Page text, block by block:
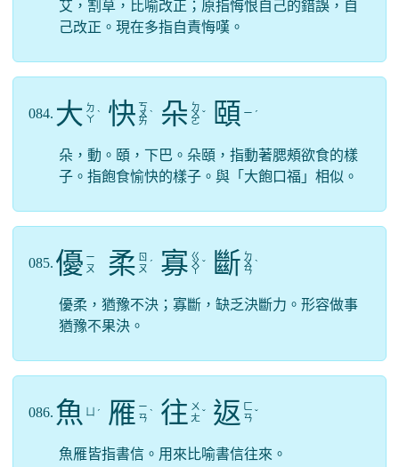
艾，割草，比喻改正；原指悔恨自己的錯誤，自
己改正。現在多指自責悔嘆。
084. 大 ㄉ
ㄚ ˋ 快 ㄎ
ㄨ
ㄞ
ˋ 朵 ㄉ
ㄨ
ㄛ
ˇ 頤 ㄧ ˊ
朵，動。頤，下巴。朵頤，指動著腮頰欲食的樣
子。指飽食愉快的樣子。與「大飽口福」相似。
085. 優 ㄧ
ㄡ
柔 ㄖ
ㄡ ˊ 寡 ㄍ
ㄨ
ㄚ
ˇ 斷 ㄉ
ㄨ
ㄢ
ˋ
優柔，猶豫不決；寡斷，缺乏決斷力。形容做事
猶豫不果決。
086. 魚 ˊ 雁 ㄧ
ㄢ ˋ 往 ㄨ
ㄤ ˇ 返 ㄈ
ㄢ ˇ
魚雁皆指書信。用來比喻書信往來。